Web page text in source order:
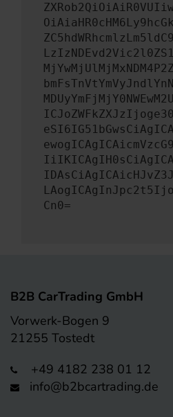
Cn0=
B2B CarTrading GmbH
Vorwerk-Bogen 9
21255 Tostedt
+49 4182 238 01 12
info@b2bcartrading.de